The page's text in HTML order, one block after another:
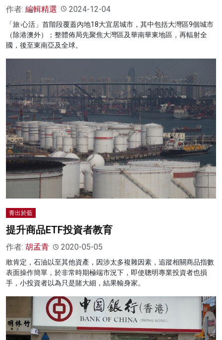
作者: 編輯精選 2024-12-04
「旅·心活」首階段覆蓋內地18大宜居城市，其中包括大灣區9個城市
（除港澳外）；整體佈局先聚焦大灣區及華南華東地區，再輻射全
國，後至東南亞及全球。
青出於藍
提升商品ETF投資者教育
作者: 胡孟青 2020-05-05
敢肯定，石油以至其他資產，因涉太多複雜因素，追蹤相關商品指數
表面操作簡單，於非常時期極端市況下，即使聰明專業投資者也損
手，小投資者以為只是賭大細，結果輸身家。